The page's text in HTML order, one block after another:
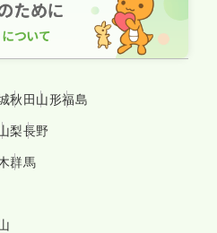
秋田山形福島
梨長野
群馬